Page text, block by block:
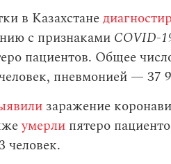
в Казахстане
с признаками COVID-
пациентов. Общее
пневмонией — 37
заражение
умерли пятеро
человек.